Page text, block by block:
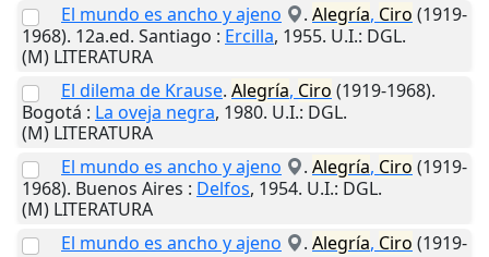
El mundo es ancho y ajeno
. Alegría, Ciro (1919-
1968). 12a.ed. Santiago : Ercilla, 1955. U.I.: DGL.
(M) LITERATURA
El dilema de Krause. Alegría, Ciro (1919-1968).
Bogotá : La oveja negra, 1980. U.I.: DGL.
(M) LITERATURA
El mundo es ancho y ajeno
. Alegría, Ciro (1919-
1968). Buenos Aires : Delfos, 1954. U.I.: DGL.
(M) LITERATURA
El mundo es ancho y ajeno
. Alegría, Ciro (1919-